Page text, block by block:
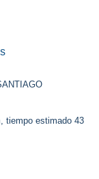
tiempo estimado 43